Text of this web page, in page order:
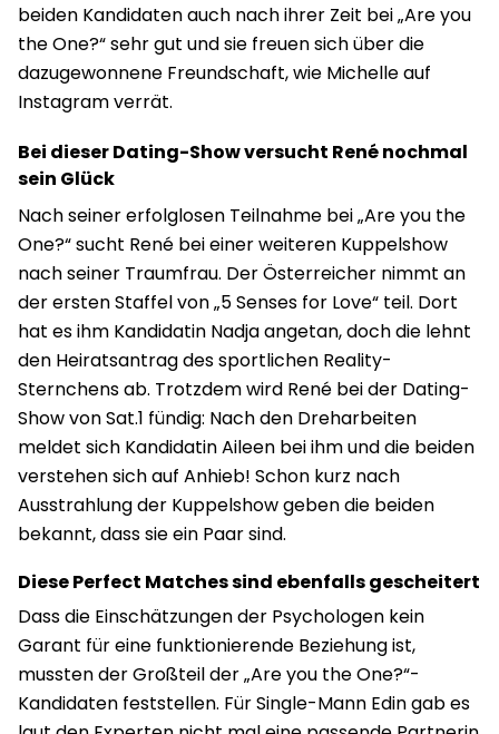
beiden Kandidaten auch nach ihrer Zeit bei „Are you
the One?“ sehr gut und sie freuen sich über die
dazugewonnene Freundschaft, wie Michelle auf
Instagram verrät.
Bei dieser Dating-Show versucht René nochmal
sein Glück
Nach seiner erfolglosen Teilnahme bei „Are you the
One?“ sucht René bei einer weiteren Kuppelshow
nach seiner Traumfrau. Der Österreicher nimmt an
der ersten Staffel von „5 Senses for Love“ teil. Dort
hat es ihm Kandidatin Nadja angetan, doch die lehnt
den Heiratsantrag des sportlichen Reality-
Sternchens ab. Trotzdem wird René bei der Dating-
Show von Sat.1 fündig: Nach den Dreharbeiten
meldet sich Kandidatin Aileen bei ihm und die beiden
verstehen sich auf Anhieb! Schon kurz nach
Ausstrahlung der Kuppelshow geben die beiden
bekannt, dass sie ein Paar sind.
Diese Perfect Matches sind ebenfalls gescheitert
Dass die Einschätzungen der Psychologen kein
Garant für eine funktionierende Beziehung ist,
mussten der Großteil der „Are you the One?“-
Kandidaten feststellen. Für Single-Mann Edin gab es